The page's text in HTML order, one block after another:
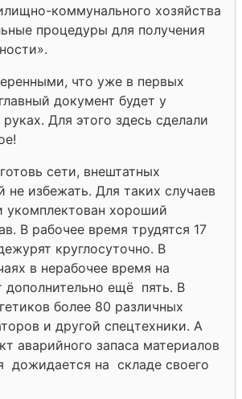
коммунального хозяйства
процедуры для получения
что уже в первых
документ будет у
Для этого здесь сделали
сети, внештатных
не избежать. Для таких случаев
укомплектован хороший
В рабочее время трудятся 17
круглосуточно. В
в нерабочее время на
ещё пять. В
более 80 различных
и другой спецтехники. А
аварийного запаса материалов
дожидается на складе своего